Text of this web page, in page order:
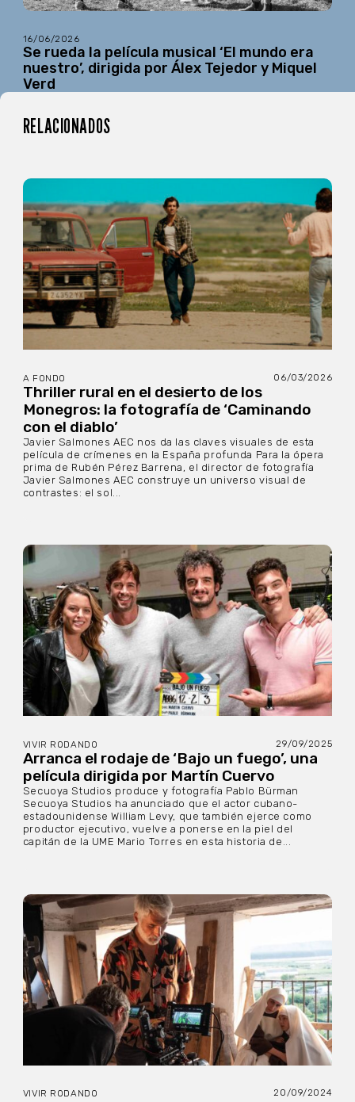
16/06/2026
Se rueda la película musical ‘El mundo era
nuestro’, dirigida por Álex Tejedor y Miquel
Verd
RELACIONADOS
A FONDO 06/03/2026
Thriller rural en el desierto de los
Monegros: la fotografía de ‘Caminando
con el diablo’
Javier Salmones AEC nos da las claves visuales de esta
película de crímenes en la España profunda Para la ópera
prima de Rubén Pérez Barrena, el director de fotografía
Javier Salmones AEC construye un universo visual de
contrastes: el sol...
VIVIR RODANDO 29/09/2025
Arranca el rodaje de ‘Bajo un fuego’, una
película dirigida por Martín Cuervo
Secuoya Studios produce y fotografía Pablo Bürman
Secuoya Studios ha anunciado que el actor cubano-
estadounidense William Levy, que también ejerce como
productor ejecutivo, vuelve a ponerse en la piel del
capitán de la UME Mario Torres en esta historia de...
VIVIR RODANDO 20/09/2024